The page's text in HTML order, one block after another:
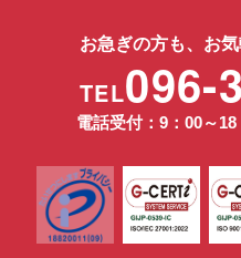
お急ぎの方も、お
TEL096-
電話受付：9：00～